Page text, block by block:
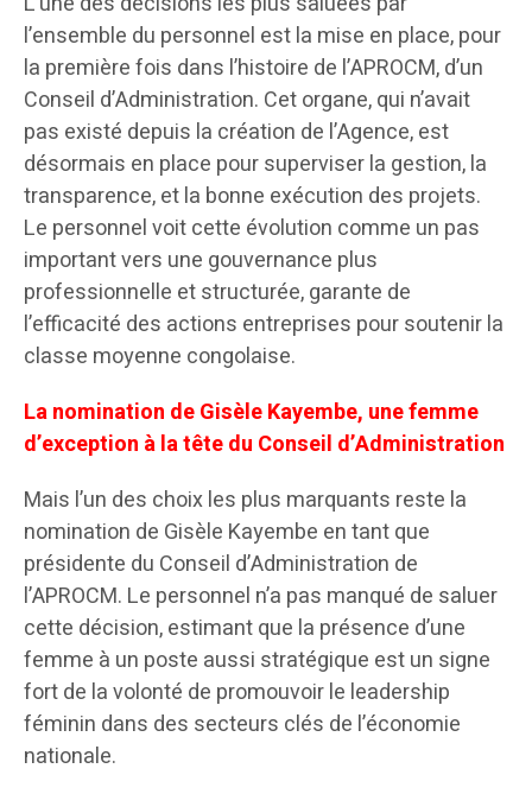
l’ensemble du personnel est la mise en place, pour
la première fois dans l’histoire de l’APROCM, d’un
Conseil d’Administration. Cet organe, qui n’avait
pas existé depuis la création de l’Agence, est
désormais en place pour superviser la gestion, la
transparence, et la bonne exécution des projets.
Le personnel voit cette évolution comme un pas
important vers une gouvernance plus
professionnelle et structurée, garante de
l’efficacité des actions entreprises pour soutenir la
classe moyenne congolaise.
La nomination de Gisèle Kayembe, une femme
d’exception à la tête du Conseil d’Administration
Mais l’un des choix les plus marquants reste la
nomination de Gisèle Kayembe en tant que
présidente du Conseil d’Administration de
l’APROCM. Le personnel n’a pas manqué de saluer
cette décision, estimant que la présence d’une
femme à un poste aussi stratégique est un signe
fort de la volonté de promouvoir le leadership
féminin dans des secteurs clés de l’économie
nationale.